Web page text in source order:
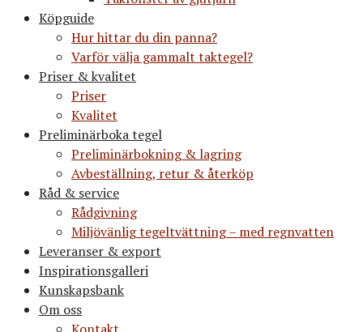
Köpguide
Hur hittar du din panna?
Varför välja gammalt taktegel?
Priser & kvalitet
Priser
Kvalitet
Preliminärboka tegel
Preliminärbokning & lagring
Avbeställning, retur & återköp
Råd & service
Rådgivning
Miljövänlig tegeltvättning – med regnvatten
Leveranser & export
Inspirationsgalleri
Kunskapsbank
Om oss